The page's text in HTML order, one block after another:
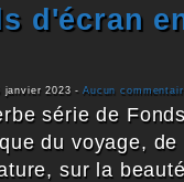
janvier 2023 -Aucun
série de
du voyage,
sur la